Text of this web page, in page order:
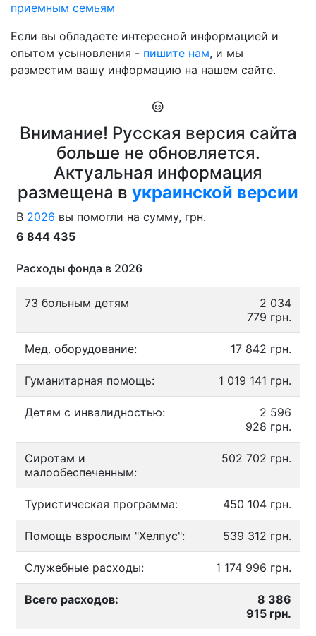
приемным семьям
Если вы обладаете интересной информацией и
опытом усыновления - пишите нам, и мы
разместим вашу информацию на нашем сайте.
Внимание! Русская версия сайта
больше не обновляется.
Актуальная информация
размещена в украинской версии
В 2026 вы помогли на сумму, грн.
6 844 435
Расходы фонда в 2026
73 больным детям
2 034
779 грн.
Мед. оборудование: 17 842 грн.
Гуманитарная помощь: 1 019 141 грн.
Детям с инвалидностью:
2 596
928 грн.
Сиротам и
малообеспеченным:
502 702 грн.
Туристическая программа: 450 104 грн.
Помощь взрослым "Хелпус": 539 312 грн.
Служебные расходы: 1 174 996 грн.
Всего расходов:
8 386
915 грн.